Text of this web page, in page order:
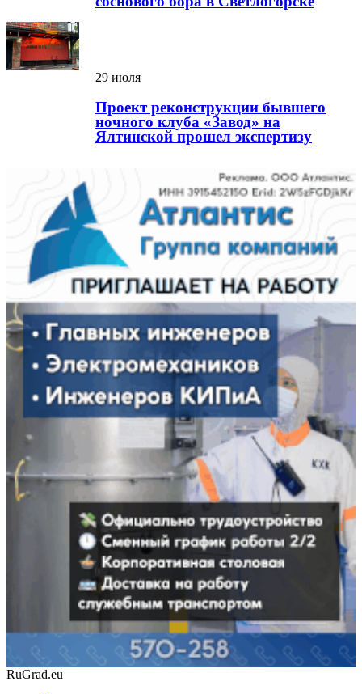
29 июля
Проект реконструкции бывшего
ночного клуба «Завод» на
Ялтинской прошел экспертизу
RuGrad.eu